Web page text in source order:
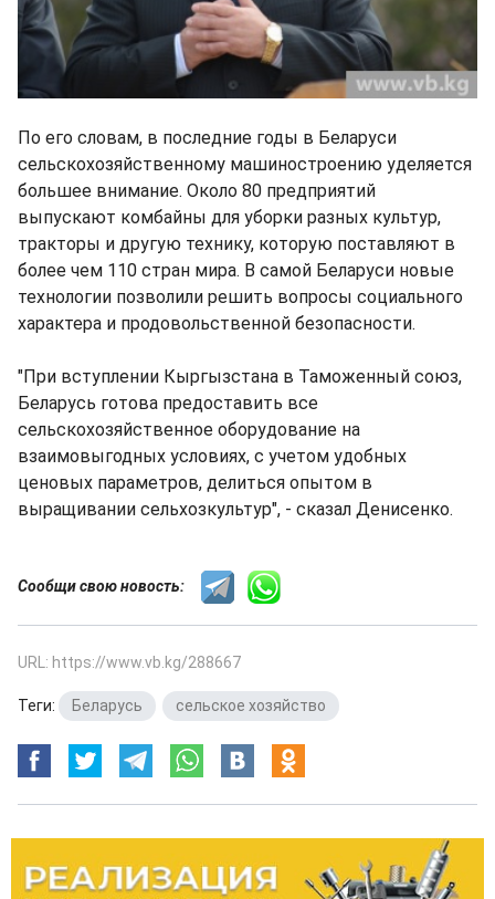
По его словам, в последние годы в Беларуси
сельскохозяйственному машиностроению уделяется
большее внимание. Около 80 предприятий
выпускают комбайны для уборки разных культур,
тракторы и другую технику, которую поставляют в
более чем 110 стран мира. В самой Беларуси новые
технологии позволили решить вопросы социального
характера и продовольственной безопасности.
"При вступлении Кыргызстана в Таможенный союз,
Беларусь готова предоставить все
сельскохозяйственное оборудование на
взаимовыгодных условиях, с учетом удобных
ценовых параметров, делиться опытом в
выращивании сельхозкультур", - сказал Денисенко.
Сообщи свою новость:
URL: https://www.vb.kg/288667
Теги: Беларусь сельское хозяйство